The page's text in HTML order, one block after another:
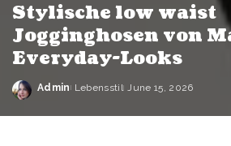
Stylische low waist
Jogginghosen von
Everyday-Looks
Admin Lebensstil June 15, 2026